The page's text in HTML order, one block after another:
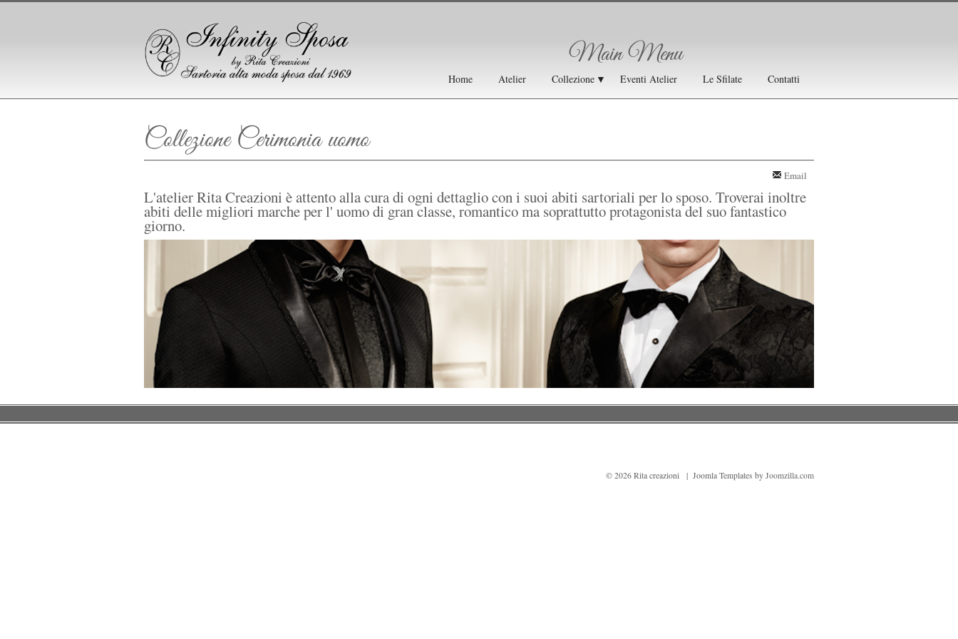
Main Menu
Home Atelier Collezione ▼ Eventi Atelier Le Sfilate Contatti
Collezione Cerimonia uomo
Email
L'atelier Rita Creazioni è attento alla cura di ogni dettaglio con i suoi abiti sartoriali per lo sposo. Troverai inoltre
abiti delle migliori marche per l' uomo di gran classe, romantico ma soprattutto protagonista del suo fantastico
giorno.
© 2026 Rita creazioni | Joomla Templates by Joomzilla.com